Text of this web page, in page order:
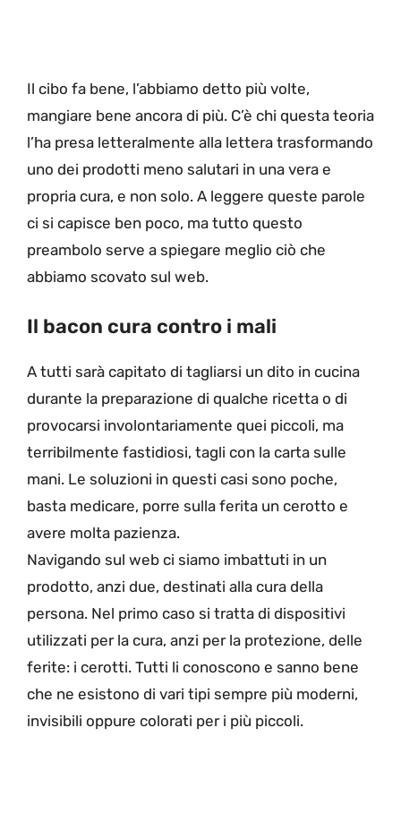
Il cibo fa bene, l’abbiamo detto più volte,
mangiare bene ancora di più. C’è chi questa teoria
l’ha presa letteralmente alla lettera trasformando
uno dei prodotti meno salutari in una vera e
propria cura, e non solo. A leggere queste parole
ci si capisce ben poco, ma tutto questo
preambolo serve a spiegare meglio ciò che
abbiamo scovato sul web.
Il bacon cura contro i mali
A tutti sarà capitato di tagliarsi un dito in cucina
durante la preparazione di qualche ricetta o di
provocarsi involontariamente quei piccoli, ma
terribilmente fastidiosi, tagli con la carta sulle
mani. Le soluzioni in questi casi sono poche,
basta medicare, porre sulla ferita un cerotto e
avere molta pazienza.
Navigando sul web ci siamo imbattuti in un
prodotto, anzi due, destinati alla cura della
persona. Nel primo caso si tratta di dispositivi
utilizzati per la cura, anzi per la protezione, delle
ferite: i cerotti. Tutti li conoscono e sanno bene
che ne esistono di vari tipi sempre più moderni,
invisibili oppure colorati per i più piccoli.